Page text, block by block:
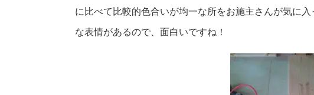
に比べて比較的色合いが均一な所をお施主さんが気に
な表情があるので、面白いですね！